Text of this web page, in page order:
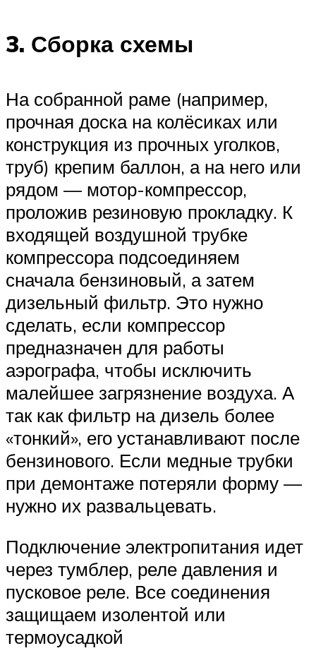
3. Сборка схемы
На собранной раме (например,
прочная доска на колёсиках или
конструкция из прочных уголков,
труб) крепим баллон, а на него или
рядом — мотор-компрессор,
проложив резиновую прокладку. К
входящей воздушной трубке
компрессора подсоединяем
сначала бензиновый, а затем
дизельный фильтр. Это нужно
сделать, если компрессор
предназначен для работы
аэрографа, чтобы исключить
малейшее загрязнение воздуха. А
так как фильтр на дизель более
«тонкий», его устанавливают после
бензинового. Если медные трубки
при демонтаже потеряли форму —
нужно их развальцевать.
Подключение электропитания идет
через тумблер, реле давления и
пусковое реле. Все соединения
защищаем изолентой или
термоусадкой